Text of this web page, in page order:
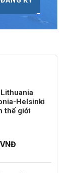
Helsinki
thế giới